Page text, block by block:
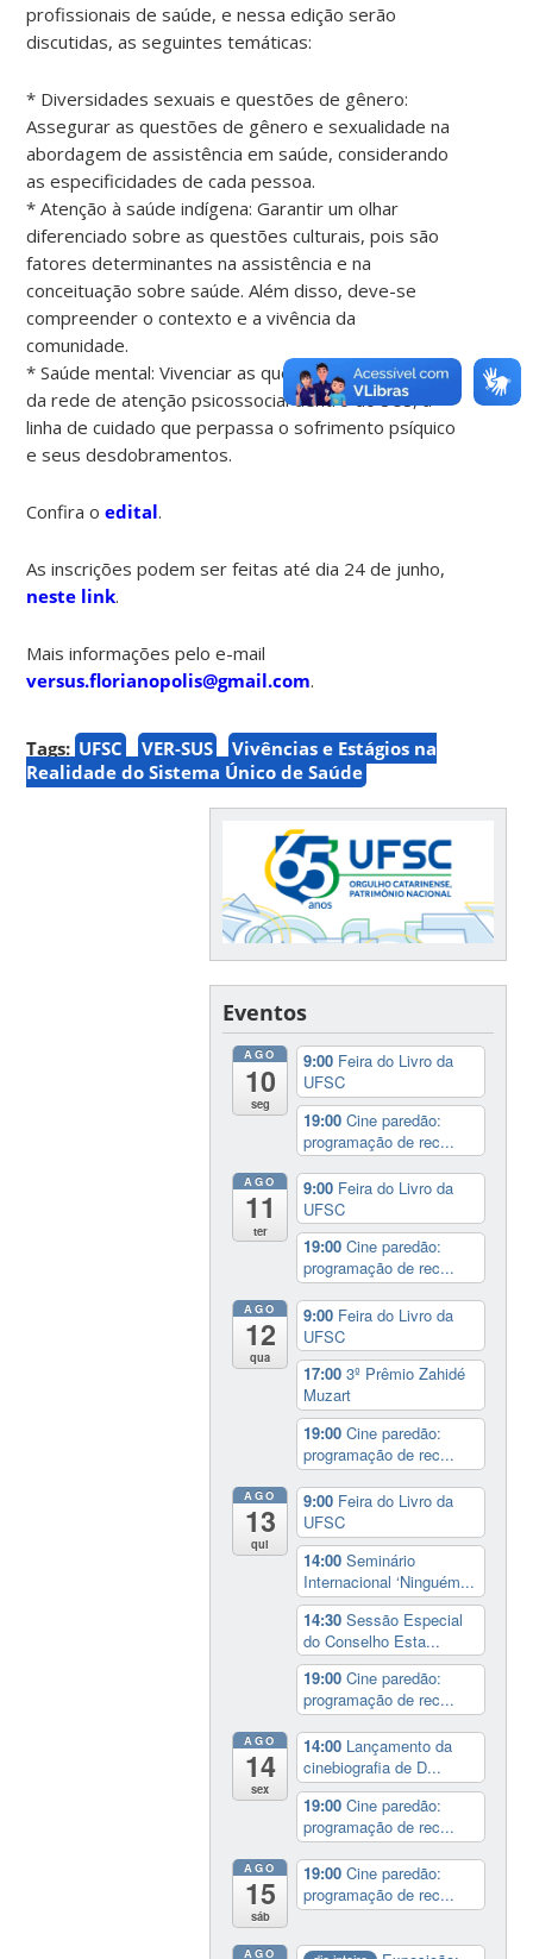
profissionais de saúde, e nessa edição serão
discutidas, as seguintes temáticas:
* Diversidades sexuais e questões de gênero:
Assegurar as questões de gênero e sexualidade na
abordagem de assistência em saúde, considerando
as especificidades de cada pessoa.
* Atenção à saúde indígena: Garantir um olhar
diferenciado sobre as questões culturais, pois são
fatores determinantes na assistência e na
conceituação sobre saúde. Além disso, deve-se
compreender o contexto e a vivência da
comunidade.
* Saúde mental: Vivenciar as questões específicas
da rede de atenção psicossocial dentro do SUS, a
linha de cuidado que perpassa o sofrimento psíquico
e seus desdobramentos.
Confira oedital.
As inscrições podem ser feitas até dia 24 de junho,
neste link.
Mais informações pelo e-mail
versus.florianopolis@gmail.com.
Tags: UFSC VER-SUS
Vivências e Estágios na
Realidade do Sistema Único de Saúde
Eventos
AGO
10
seg
9:00 Feira do Livro da
UFSC
19:00Cine paredão:
programação de rec...
AGO
11
ter
9:00 Feira do Livro da
UFSC
19:00Cine paredão:
programação de rec...
AGO
12
qua
9:00 Feira do Livro da
UFSC
17:003º Prêmio Zahidé
Muzart
19:00Cine paredão:
programação de rec...
AGO
13
qui
9:00 Feira do Livro da
UFSC
14:00Seminário
Internacional ‘Ninguém...
14:30Sessão Especial
do Conselho Esta...
19:00Cine paredão:
programação de rec...
AGO
14
sex
14:00 Lançamento da
cinebiografia de D...
19:00Cine paredão:
programação de rec...
AGO
15
sáb
19:00Cine paredão:
programação de rec...
AGO